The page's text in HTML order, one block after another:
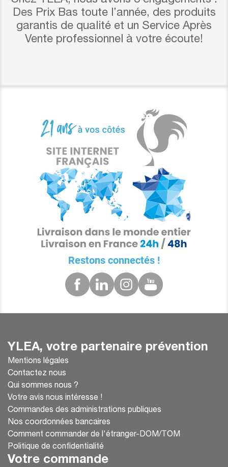
Des Prix Bas toute l’année, des produits
garantis de qualité et un Service Après
Vente professionnel à votre écoute!
Restons connectés !
YLEA, votre partenaire prévention
Mentions légales
Contactez nous
Qui sommes nous ?
Votre avis nous intéresse !
Commandes des administrations publiques
Nos coordonnées bancaires
Comment commander de l'étranger-DOM/TOM
Politique de confidentialité
Votre commande